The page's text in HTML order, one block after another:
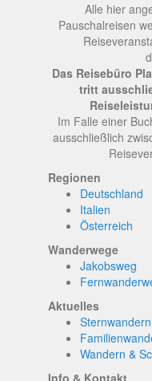
Alle hier
Pauschalreisen
Das Reisebüro
tritt
Im Falle einer
ausschließlich
Regionen
Deutschland
Italien
Österreich
Wanderwege
Jakobsweg
Aktuelles
Sternwandern
Wandern &
Info & Kontakt